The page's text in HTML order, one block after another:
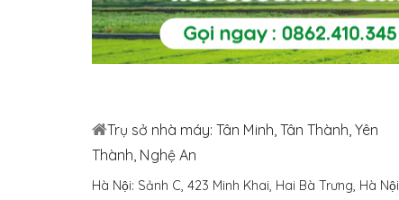
Trụ sở nhà máy: Tân Minh, Tân Thành, Yên
Thành, Nghệ An
Hà Nội: Sảnh C, 423 Minh Khai, Hai Bà Trưng, Hà Nội